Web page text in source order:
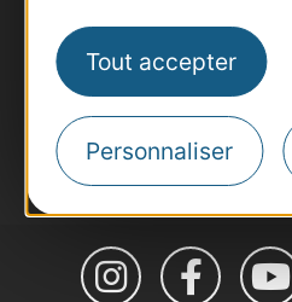
Tout accepter
Personnaliser
Destination Sport
Inscrivez-vous à la lettre
Destination Occitanie pour
Je m'abonne